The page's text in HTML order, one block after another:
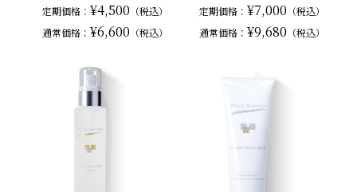
定期価格：¥4,500 （税込）
通常価格：¥6,600 （税込）
定期価格： ¥7,000 （税込）
通常価格： ¥9,680 （税込）